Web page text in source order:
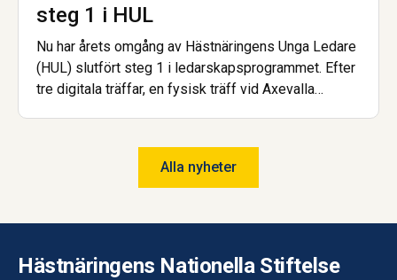
steg 1 i HUL
Nu har årets omgång av Hästnäringens Unga Ledare
(HUL) slutfört steg 1 i ledarskapsprogrammet. Efter
tre digitala träffar, en fysisk träff vid Axevalla
Alla nyheter
Hästnäringens Nationella Stiftelse